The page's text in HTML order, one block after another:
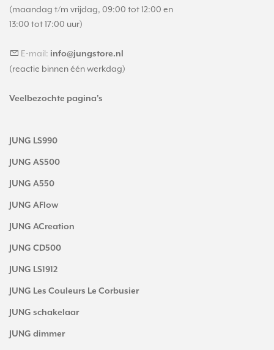
(maandag t/m vrijdag, 09:00 tot 12:00 en
13:00 tot 17:00 uur)
E-mail: info@jungstore.nl
(reactie binnen één werkdag)
Veelbezochte pagina's
JUNG LS990
JUNG AS500
JUNG A550
JUNG AFlow
JUNG ACreation
JUNG CD500
JUNG LS1912
JUNG Les Couleurs Le Corbusier
JUNG schakelaar
JUNG dimmer